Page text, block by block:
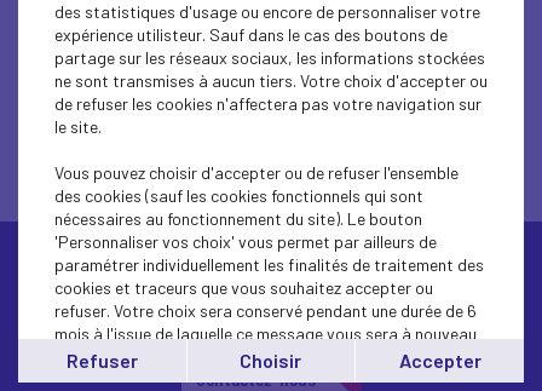
Récupérer mon mot de passe
Contactez-nous
des statistiques d'usage ou encore de personnaliser votre
expérience utilisteur. Sauf dans le cas des boutons de
partage sur les réseaux sociaux, les informations stockées
ne sont transmises à aucun tiers. Votre choix d'accepter ou
de refuser les cookies n'affectera pas votre navigation sur
le site.
Vous pouvez choisir d'accepter ou de refuser l'ensemble
des cookies (sauf les cookies fonctionnels qui sont
nécessaires au fonctionnement du site). Le bouton
'Personnaliser vos choix' vous permet par ailleurs de
paramétrer individuellement les finalités de traitement des
cookies et traceurs que vous souhaitez accepter ou
refuser. Votre choix sera conservé pendant une durée de 6
mois à l'issue de laquelle ce message vous sera à nouveau
affiché..
Vous pouvez modifier votre choix à tout moment en
Refuser Choisir Accepter